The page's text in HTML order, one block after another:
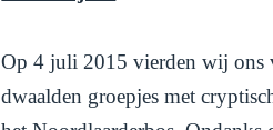
Op 4 juli 2015 vierden wij ons
dwaalden groepjes met